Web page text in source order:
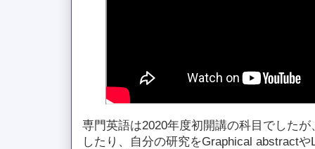
専門英語は2020年度初開講の科目でした
したり、自分の研究をGraphical abstract